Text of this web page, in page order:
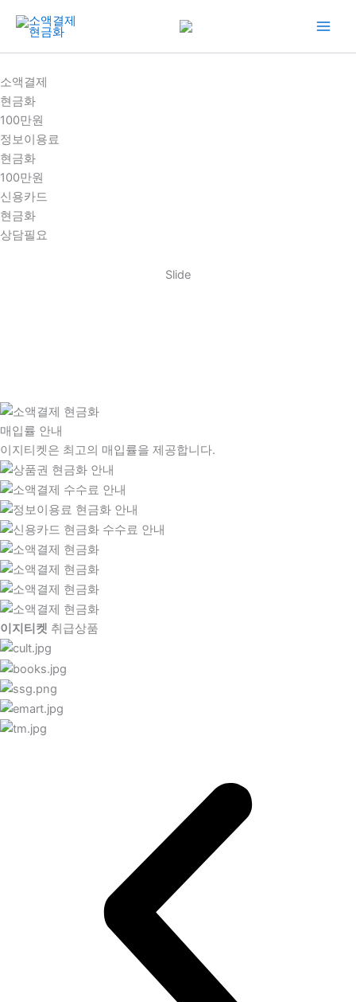
건
너
뛰
기
소액결제
현금화
100만원
정보이용료
현금화
100만원
신용카드
현금화
상담필요
Slide
매입률 안내
이지티켓은 최고의 매입률을 제공합니다.
이지티켓 취급상품